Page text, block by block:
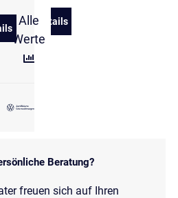
T-Roc R-Line 1.0 l TSI OPF 81 kW
zu Volkswagen T-Roc R-Line 1.0 l TSI
Alle
Werte
Details
zu Volkswagen T-Roc 1.0 l
Beratung?
freuen sich auf Ihren